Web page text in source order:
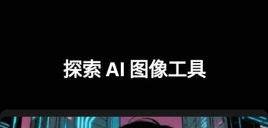
探索 AI 图像工具